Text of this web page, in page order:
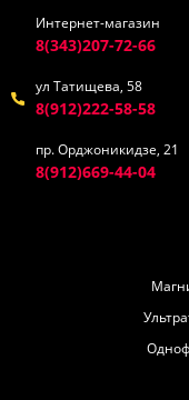
Интернет-магазин
8(343)207-72-66
ул Татищева, 58
8(912)222-58-58
пр. Орджоникидзе, 21
8(912)669-44-04